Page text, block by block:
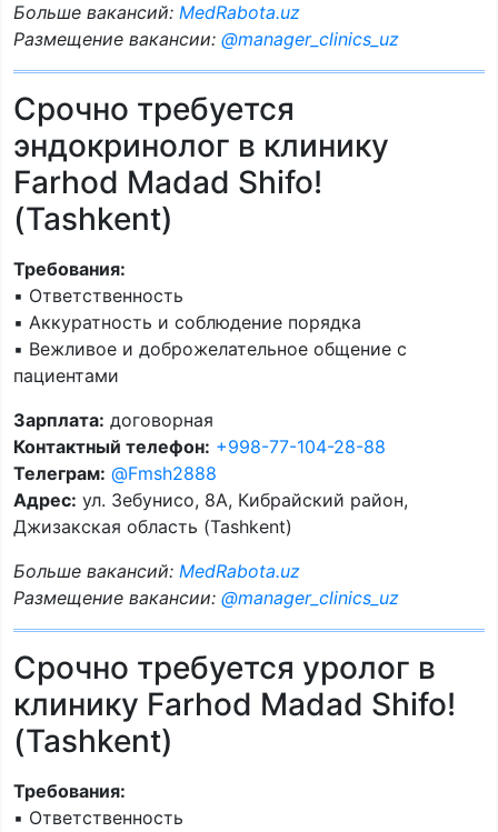
Больше вакансий: MedRabota.uz
Размещение вакансии: @manager_clinics_uz
Срочно требуется
эндокринолог в клинику
Farhod Madad Shifo!
(Tashkent)
Требования:
▪️ Ответственность
▪️ Аккуратность и соблюдение порядка
▪️ Вежливое и доброжелательное общение с
пациентами
Зарплата: договорная
Контактный телефон: +998-77-104-28-88
Телеграм: @Fmsh2888
Адрес: ул. Зебунисо, 8A, Кибрайский район,
Джизакская область (Tashkent)
Больше вакансий: MedRabota.uz
Размещение вакансии: @manager_clinics_uz
Срочно требуется уролог в
клинику Farhod Madad Shifo!
(Tashkent)
Требования:
▪️ Ответственность